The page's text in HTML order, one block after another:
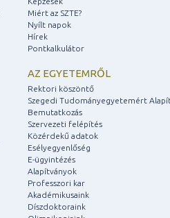
Miért az SZTE?
Nyílt napok
Hírek
Pontkalkulátor
AZ EGYETEMRŐL
Rektori köszöntő
Szegedi Tudományegyetemért
Bemutatkozás
Szervezeti felépítés
Közérdekű adatok
Esélyegyenlőség
E-ügyintézés
Alapítványok
Professzori kar
Akadémikusaink
Díszdoktoraink